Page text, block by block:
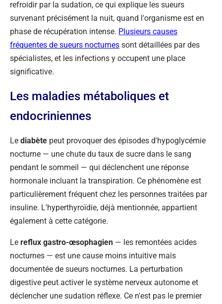
refroidir par la sudation, ce qui explique les sueurs
survenant précisément la nuit, quand l'organisme est en
phase de récupération intense. Plusieurs causes
fréquentes de sueurs nocturnes sont détaillées par des
spécialistes, et les infections y occupent une place
significative.
Les maladies métaboliques et
endocriniennes
Le diabète peut provoquer des épisodes d'hypoglycémie
nocturne — une chute du taux de sucre dans le sang
pendant le sommeil — qui déclenchent une réponse
hormonale incluant la transpiration. Ce phénomène est
particulièrement fréquent chez les personnes traitées par
insuline. L'hyperthyroïdie, déjà mentionnée, appartient
également à cette catégorie.
Le reflux gastro-œsophagien — les remontées acides
nocturnes — est une cause moins intuitive mais
documentée de sueurs nocturnes. La perturbation
digestive peut activer le système nerveux autonome et
déclencher une sudation réflexe. Ce n'est pas le premier